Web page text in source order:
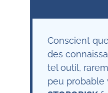
Conscient
des
tel outil,
peu probable